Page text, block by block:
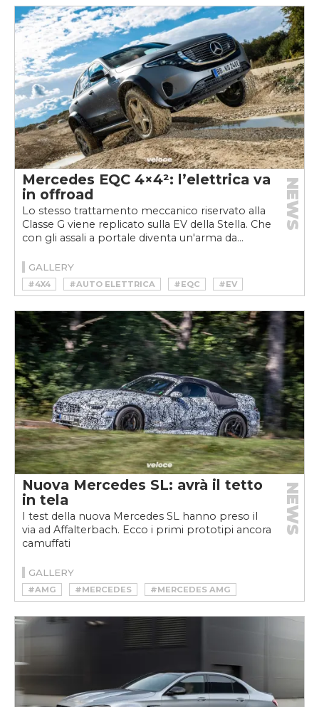
#VELOCEKW
Mercedes EQC 4×4²: l’elettrica va
in offroad
Lo stesso trattamento meccanico riservato alla
Classe G viene replicato sulla EV della Stella. Che
con gli assali a portale diventa un'arma da...
NEWS
GALLERY
#4X4 #AUTO ELETTRICA #EQC
#EV
#FUORISTRADA
#MERCEDES EQC
#OFFROAD
#SUV #VELOCEKW
Nuova Mercedes SL: avrà il tetto
in tela
I test della nuova Mercedes SL hanno preso il
via ad Affalterbach. Ecco i primi prototipi ancora
camuffati
NEWS
GALLERY
#AMG #MERCEDES
#MERCEDES AMG
#MERCEDES SL
#SL